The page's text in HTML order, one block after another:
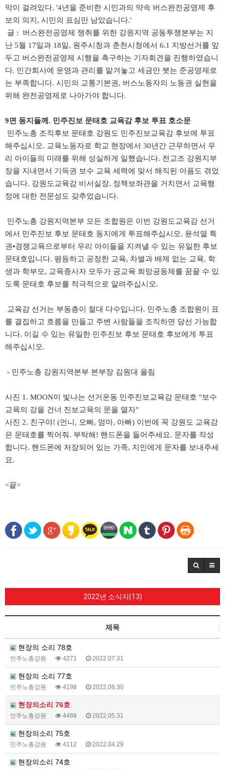
막이 걸려있다. '4년을 준비한 시민과의 약속 버스완전공영제 후
보의 의지, 시민의 표심만 남았습니다.'
글 :
버스완전공영제 쟁취를 위한 강원지역 공동투쟁본부는 지
난 5월 17일과 18일, 원주시청과 춘천시청에서 6.1 지방선거를 앞
두고 버스완전공영제 시행을 촉구하는 기자회견을 진행하였습니
다. 민간회사에 운영과 관리를 맡겨놓고 세금만 붓는 준공영제로
는 부족합니다. 시민의 교통기본권, 버스노동자의 노동권 실현을
위해 완전공영제로 나아가야 합니다.
9면 동지들께. 민주진보 문태호 교육감 후보 투표 호소문
민주노총 조직후보 문태호 강원도 민주진보교육감 후보에 투표
해주십시오. 교육노동자로 학교 현장에서 30년간 근무하면서 우
리 아이들의 미래를 위해 성실하게 일했습니다. 전교조 강원지부
장을 지내면서 기득권 보수 교육 세력에 맞서 해직된 아픔도 겪었
습니다. 강원도교육감 비서실장, 정책보좌관을 거치면서 교육행
정에 대한 전문성도 갖추었습니다.
민주노총 강원지역본부 모든 조합원은 이번 강원도교육감 선거
에서 민주진보 후보 문태호 동지에게 투표해주십시오. 윤석열 특
권•경쟁교육으로부터 우리 아이들을 지켜낼 수 있는 유일한 후보
문태호입니다. 평등하고 공정한 교육, 차별과 배제 없는 교육, 학
생과 학부모, 교육종사자 모두가 공교육 희망공동체를 꿈꿀 수 있
도록 문태호 후보를 적극적으로 알려주십시오.
교육감 선거는 부동층이 절대 다수입니다. 민주노총 조합원이 표
를 결집하고 흐름을 만들고 주변 사람들을 조직하면 당선 가능합
니다. 이길 수 있는 유일한 민주진보 후보 문태호 후보에게 투표
해주십시오.
- 민주노총 강원지역본부 본부장 김원대 올림
사진 1. MOON이 빛나는 선거운동 민주진보교육감 문태호 "보수
교육의 강을 건너 진보교육의 문을 열자"
사진 2. 친구야! (언니, 오빠, 엄마, 아빠) 이번에 꼭 강원도 교육감
은 문태호를 찍어줘. 부탁해! 핸드폰을 들어주세요. 문자를 작성
합니다. 핸드폰에 저장되어 있는 가족, 지인에게 문자를 보내주세
요.
<끝>
2022년 소식지(13)
제목
현장의 소리 78호
민주노총강원 4271 2022.07.31
현장의 소리 77호
민주노총강원 4198 2022.06.30
현장의소리 76호
민주노총강원 4488 2022.05.31
현장의소리 75호
민주노총강원 4112 2022.04.29
현장의소리 74호